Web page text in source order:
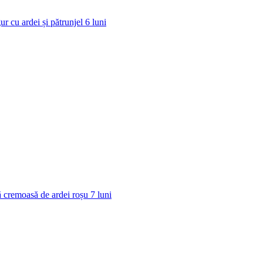
cu ardei și pătrunjel 6 luni
cremoasă de ardei roșu 7 luni